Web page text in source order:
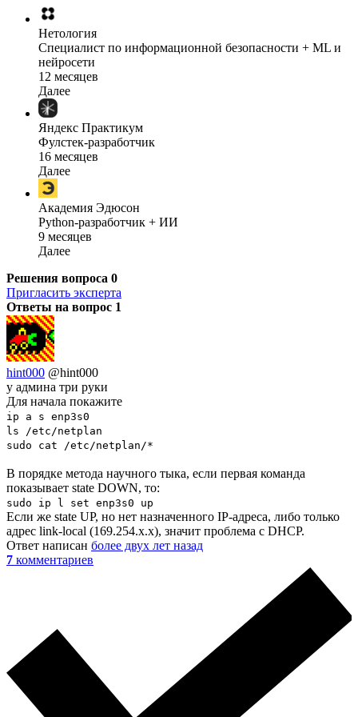
Нетология
Специалист по информационной безопасности + ML и
нейросети
12 месяцев
Далее
Яндекс Практикум
Фулстек-разработчик
16 месяцев
Далее
Академия Эдюсон
Python-разработчик + ИИ
9 месяцев
Далее
Решения вопроса 0
Пригласить эксперта
Ответы на вопрос 1
hint000 @hint000
у админа три руки
Для начала покажите
ip a s enp3s0
ls /etc/netplan
sudo cat /etc/netplan/*
В порядке метода научного тыка, если первая команда
показывает state DOWN, то:
sudo ip l set enp3s0 up
Если же state UP, но нет назначенного IP-адреса, либо только
адрес link-local (169.254.x.x), значит проблема с DHCP.
Ответ написан более двух лет назад
7 комментариев